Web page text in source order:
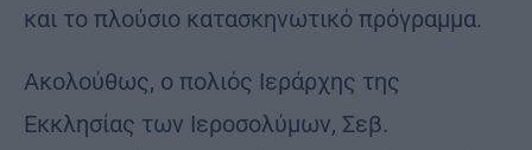
και το πλούσιο κατασκηνωτικό πρόγραμμα.
Ακολούθως, ο πολιός Ιεράρχης της
Εκκλησίας των Ιεροσολύμων, Σεβ.